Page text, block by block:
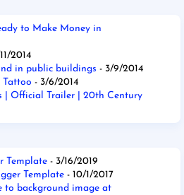
to Make Money in
2014
in public buildings - 3/9/2014
- 3/6/2014
| Official Trailer | 20th Century
Template - 3/16/2019
Template - 10/1/2017
to background image at